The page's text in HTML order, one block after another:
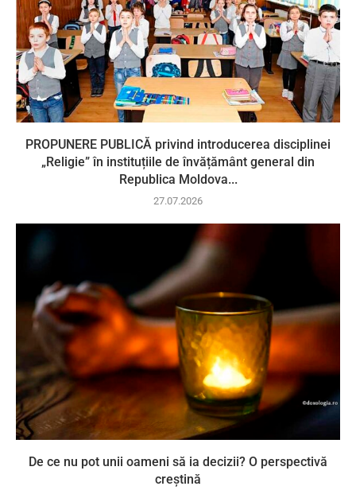
PROPUNERE PUBLICĂ privind introducerea disciplinei
„Religie” în instituțiile de învățământ general din
Republica Moldova...
27.07.2026
De ce nu pot unii oameni să ia decizii? O perspectivă
creștină